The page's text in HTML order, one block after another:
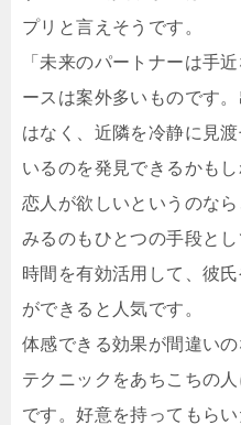
プリと言えそうです。
「未来のパートナーは手
ースは案外多いものです
はなく、近隣を冷静に見
いるのを発見できるかもし
恋人が欲しいというのな
みるのもひとつの手段と
時間を有効活用して、彼
ができると人気です。
体感できる効果が間違い
テクニックをあちこちの
です。好意を持ってもら